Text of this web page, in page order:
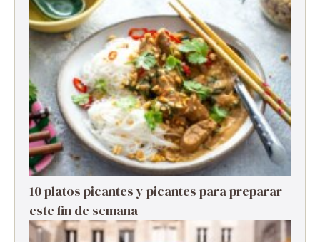
10 platos picantes y picantes para preparar
este fin de semana